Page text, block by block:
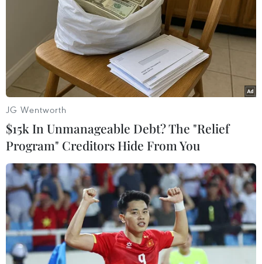
Lào có ca nhiễm trong cộng đồng ngoài
thủ đô sau hơn một tháng
28/06/2021 07:00
Lào ghi nhận 26 ca mới, trong đó có tới 14 ca cộng
đồng gồm thủ đô Vientiane bảy ca, tỉnh Vientiane bốn
ca, tỉnh Luang Namtha hai ca và tỉnh Xayaboury một
ca.
JG Wentworth
$15k In Unmanageable Debt? The "Relief
Program" Creditors Hide From You